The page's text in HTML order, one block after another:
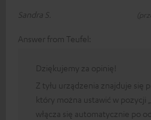
Sandra S.
Answer from Teufel:
Dziękujemy za opinię!
Z tyłu urządzenia znajduje się
który można ustawić w pozycji
włącza się automatycznie po